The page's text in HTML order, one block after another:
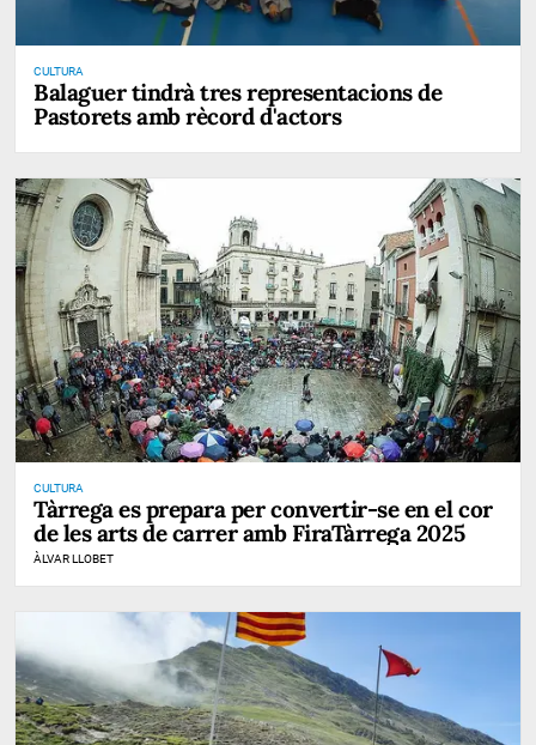
CULTURA
Balaguer tindrà tres representacions de
Pastorets amb rècord d'actors
CULTURA
Tàrrega es prepara per convertir-se en el cor
de les arts de carrer amb FiraTàrrega 2025
ÀLVAR LLOBET